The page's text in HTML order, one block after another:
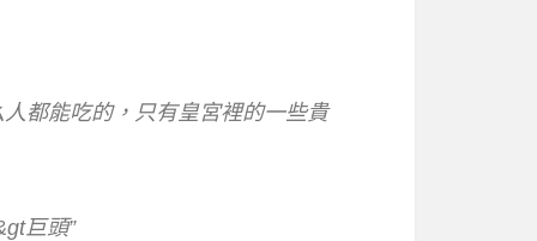
都能吃的，只有皇宮裡的一些貴
巨頭”